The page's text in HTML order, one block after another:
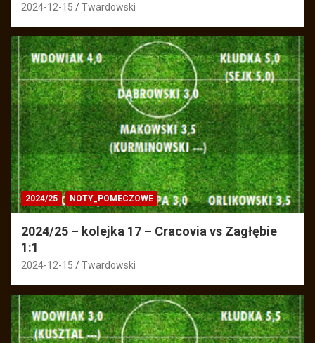
2024-12-15 Twardowski
2024/25 NOTY_POMECZOWE
2024/25 – kolejka 17 – Cracovia vs Zagłębie
1:1
2024-12-15 Twardowski